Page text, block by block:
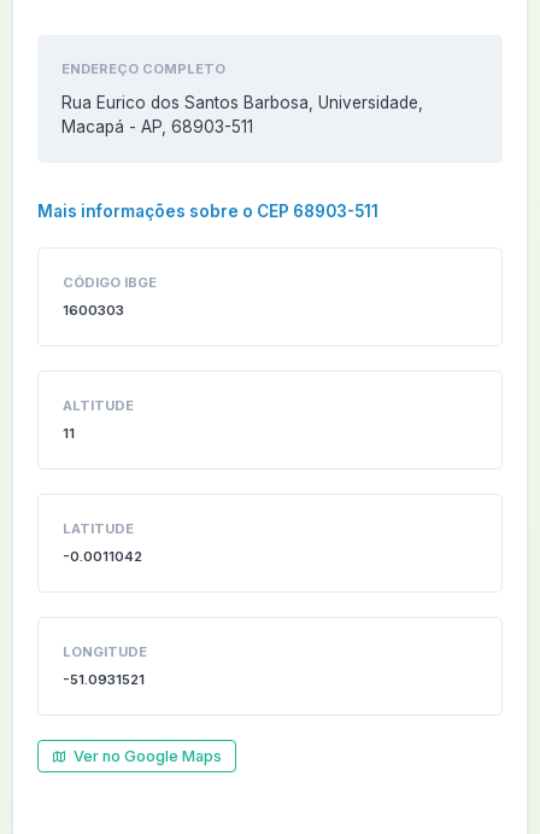
ENDEREÇO COMPLETO
Rua Eurico dos Santos Barbosa, Universidade,
Macapá - AP, 68903-511
Mais informações sobre o CEP 68903-511
CÓDIGO IBGE
1600303
ALTITUDE
11
LATITUDE
-0.0011042
LONGITUDE
-51.0931521
Ver no Google Maps